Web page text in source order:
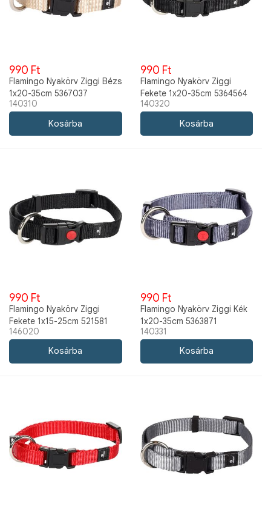
990 Ft
Flamingo Nyakörv Ziggi Bézs
1x20-35cm 5367037
140310
990 Ft
Flamingo Nyakörv Ziggi
Fekete 1x20-35cm 5364564
140320
990 Ft
Flamingo Nyakörv Ziggi
Fekete 1x15-25cm 521581
146020
990 Ft
Flamingo Nyakörv Ziggi Kék
1x20-35cm 5363871
140331